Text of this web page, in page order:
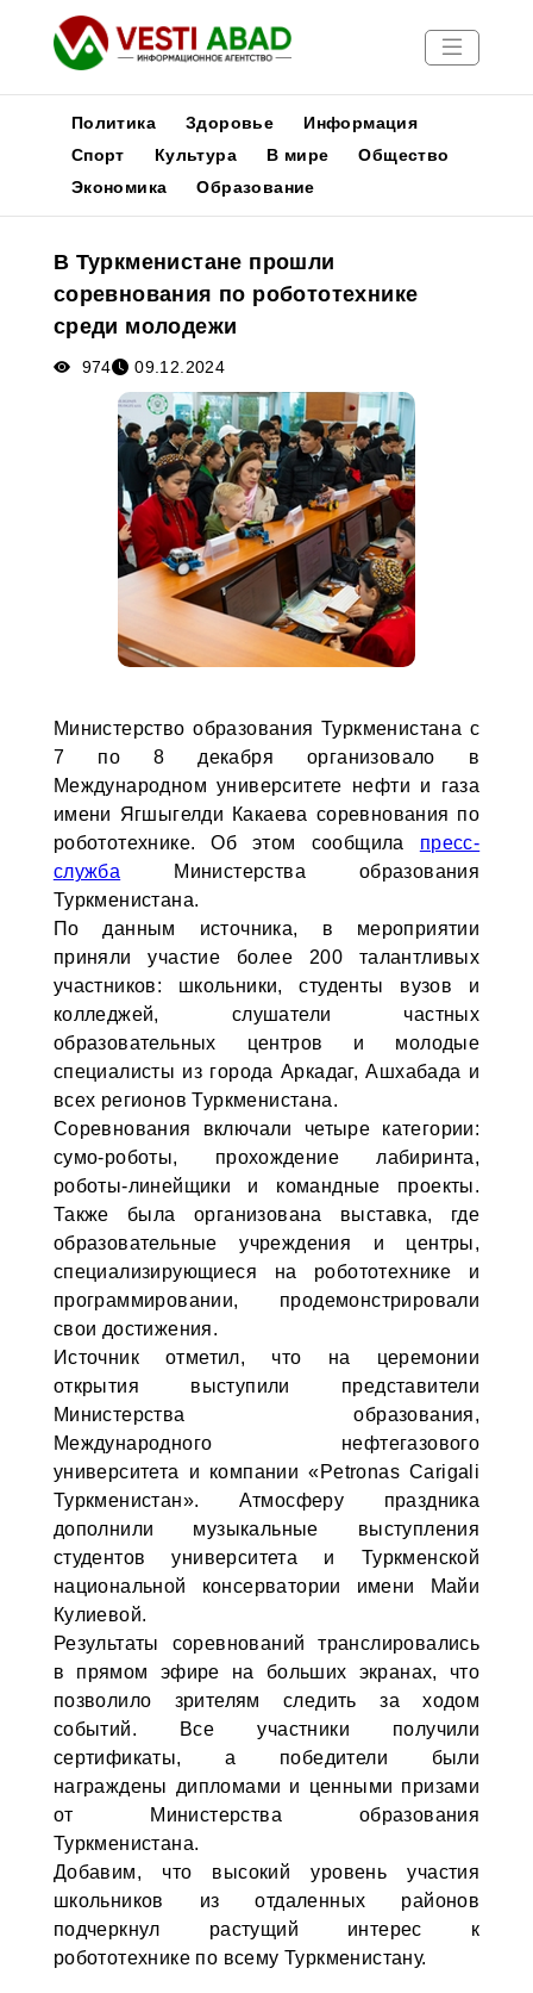
Новости
Медиа
Афиша
Политика Здоровье
Информация
Спорт
Культура В мире
Общество
Экономика
Образование
В Туркменистане прошли
соревнования по робототехнике
среди молодежи
974 09.12.2024
Министерство образования Туркменистана с
7 по 8 декабря организовало в
Международном университете нефти и газа
имени Ягшыгелди Какаева соревнования по
робототехнике. Об этом сообщила пресс-
служба Министерства образования
Туркменистана.
По данным источника, в мероприятии
приняли участие более 200 талантливых
участников: школьники, студенты вузов и
колледжей, слушатели частных
образовательных центров и молодые
специалисты из города Аркадаг, Ашхабада и
всех регионов Туркменистана.
Соревнования включали четыре категории:
сумо-роботы, прохождение лабиринта,
роботы-линейщики и командные проекты.
Также была организована выставка, где
образовательные учреждения и центры,
специализирующиеся на робототехнике и
программировании, продемонстрировали
свои достижения.
Источник отметил, что на церемонии
открытия выступили представители
Министерства образования,
Международного нефтегазового
университета и компании «Petronas Carigali
Туркменистан». Атмосферу праздника
дополнили музыкальные выступления
студентов университета и Туркменской
национальной консерватории имени Майи
Кулиевой.
Результаты соревнований транслировались
в прямом эфире на больших экранах, что
позволило зрителям следить за ходом
событий. Все участники получили
сертификаты, а победители были
награждены дипломами и ценными призами
от Министерства образования
Туркменистана.
Добавим, что высокий уровень участия
школьников из отдаленных районов
подчеркнул растущий интерес к
робототехнике по всему Туркменистану.